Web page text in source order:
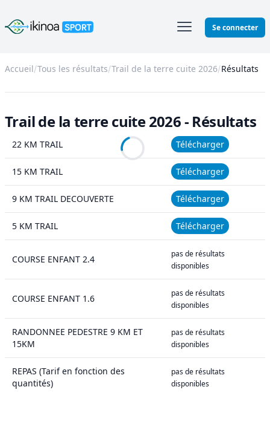
Ikinoa Sport Se connecter
Accueil Tous les résultats Trail de la terre cuite 2026 Résultats
Trail de la terre cuite 2026 - Résultats
22 KM TRAIL Télécharger
15 KM TRAIL Télécharger
9 KM TRAIL DECOUVERTE Télécharger
5 KM TRAIL Télécharger
COURSE ENFANT 2.4
pas de résultats
disponibles
COURSE ENFANT 1.6
pas de résultats
disponibles
RANDONNEE PEDESTRE 9 KM ET
15KM
pas de résultats
disponibles
REPAS (Tarif en fonction des
quantités)
pas de résultats
disponibles